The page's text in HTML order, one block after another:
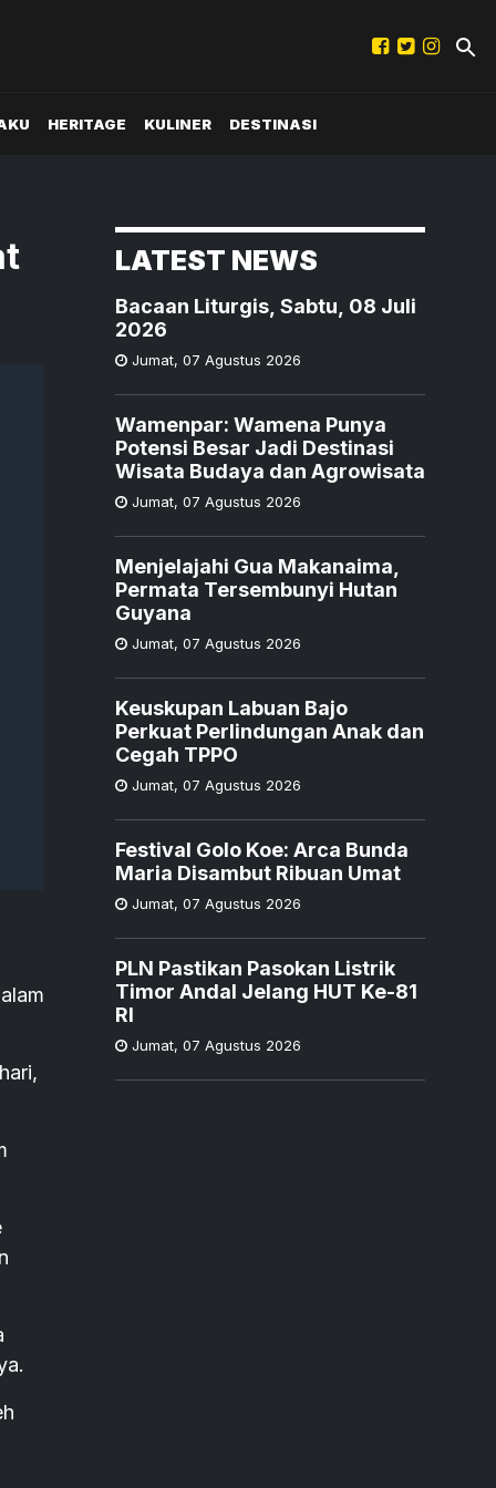
HERITAGE KULINER DESTINASI
LATEST NEWS
Bacaan Liturgis, Sabtu, 08 Juli
2026
Jumat, 07 Agustus 2026
Wamenpar: Wamena Punya
Potensi Besar Jadi Destinasi
Wisata Budaya dan Agrowisata
Jumat, 07 Agustus 2026
Menjelajahi Gua Makanaima,
Permata Tersembunyi Hutan
Guyana
Jumat, 07 Agustus 2026
Keuskupan Labuan Bajo
Perkuat Perlindungan Anak dan
Cegah TPPO
Jumat, 07 Agustus 2026
Festival Golo Koe: Arca Bunda
Maria Disambut Ribuan Umat
Jumat, 07 Agustus 2026
PLN Pastikan Pasokan Listrik
Timor Andal Jelang HUT Ke-81
RI
Jumat, 07 Agustus 2026